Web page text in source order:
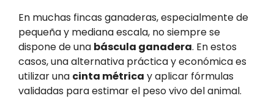
En muchas fincas ganaderas, especialmente de
pequeña y mediana escala, no siempre se
dispone de una báscula ganadera. En estos
casos, una alternativa práctica y económica es
utilizar una cinta métrica y aplicar fórmulas
validadas para estimar el peso vivo del animal.